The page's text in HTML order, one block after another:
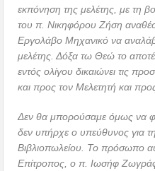
εκπόνηση της μελέτης, με τη
του π. Νικηφόρου Ζήση
Εργολάβο Μηχανικό να
μελέτης. Δόξα τω Θεώ το
εντός ολίγου δικαιώνει τις
και προς τον Μελετητή και
Δεν θα μπορούσαμε όμως να
δεν υπήρχε ο υπεύθυνος για
Βιβλιοπωλείου. Το πρόσωπο
Επίτροπος, ο π. Ιωσήφ